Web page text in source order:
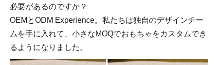
必要があるのですか？
OEMとODM Experience。私たちは独自のデザインチー
ムを手に入れて、小さなMOQでおもちゃをカスタムでき
るようになりました。